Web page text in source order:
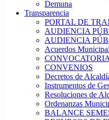
Demuna
Transparencia
PORTAL DE
AUDIENCIA
AUDIENCIA
Acuerdos
CONVENIOS
Decretos de
Instrumentos de
Resoluciones de
Ordenanzas
BALANCE